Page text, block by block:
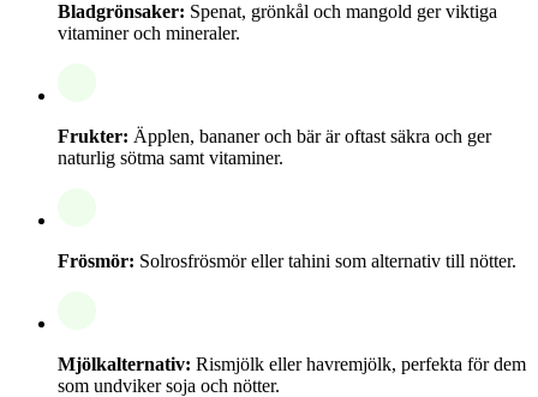
Bladgrönsaker: Spenat, grönkål och mangold ger viktiga
vitaminer och mineraler.
Frukter: Äpplen, bananer och bär är oftast säkra och ger
naturlig sötma samt vitaminer.
Frösmör: Solrosfrösmör eller tahini som alternativ till nötter.
Mjölkalternativ: Rismjölk eller havremjölk, perfekta för dem
som undviker soja och nötter.